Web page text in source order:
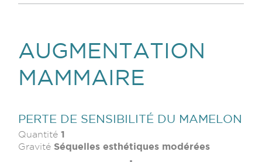
AUGMENTATION
MAMMAIRE
PERTE DE SENSIBILITÉ DU MAMELON
Quantité 1
Gravité Séquelles esthétiques modérées